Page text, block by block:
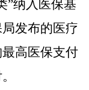
”纳入医保基
发布的医疗
高医保支付